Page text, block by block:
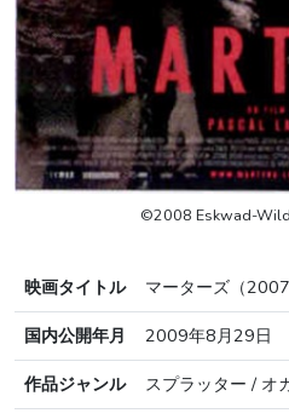
©2008 Eskwad-
映画タイトル
マーターズ（2007
国内公開年月
2009年8月29日
作品ジャンル
スプラッター / オ